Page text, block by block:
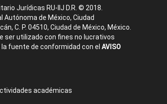
Jurídicas RU-IIJ D.R. © 2018.
Autónoma de México, Ciudad
C. P. 04510, Ciudad de México, México.
ser utilizado con fines no lucrativos
fuente de conformidad con el AVISO
académicas